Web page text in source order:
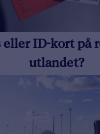
eller ID-kort på
utlandet?